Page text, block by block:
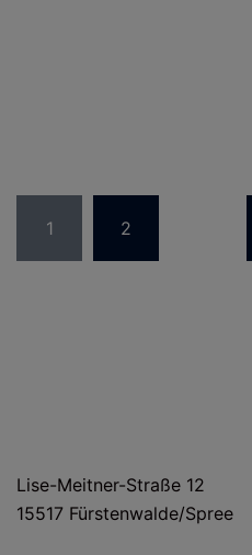
der
Beiträge
1 2
Lise-Meitner-Straße 12
15517 Fürstenwalde/Spree